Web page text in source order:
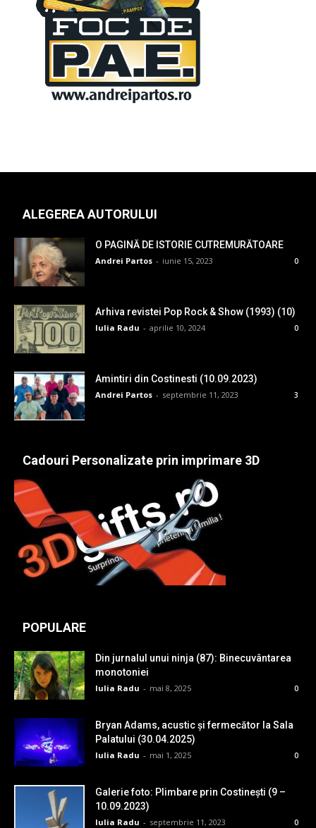
ALEGEREA AUTORULUI
O PAGINĂ DE ISTORIE CUTREMURĂTOARE
Andrei Partos - iunie 15, 2023 0
Arhiva revistei Pop Rock & Show (1993) (10)
Iulia Radu - aprilie 10, 2024 0
Amintiri din Costinesti (10.09.2023)
Andrei Partos - septembrie 11, 2023 3
Cadouri Personalizate prin imprimare 3D
POPULARE
Din jurnalul unui ninja (87): Binecuvântarea
monotoniei
Iulia Radu - mai 8, 2025 0
Bryan Adams, acustic și fermecător la Sala
Palatului (30.04.2025)
Iulia Radu - mai 1, 2025 0
Galerie foto: Plimbare prin Costinești (9 –
10.09.2023)
Iulia Radu - septembrie 11, 2023 0